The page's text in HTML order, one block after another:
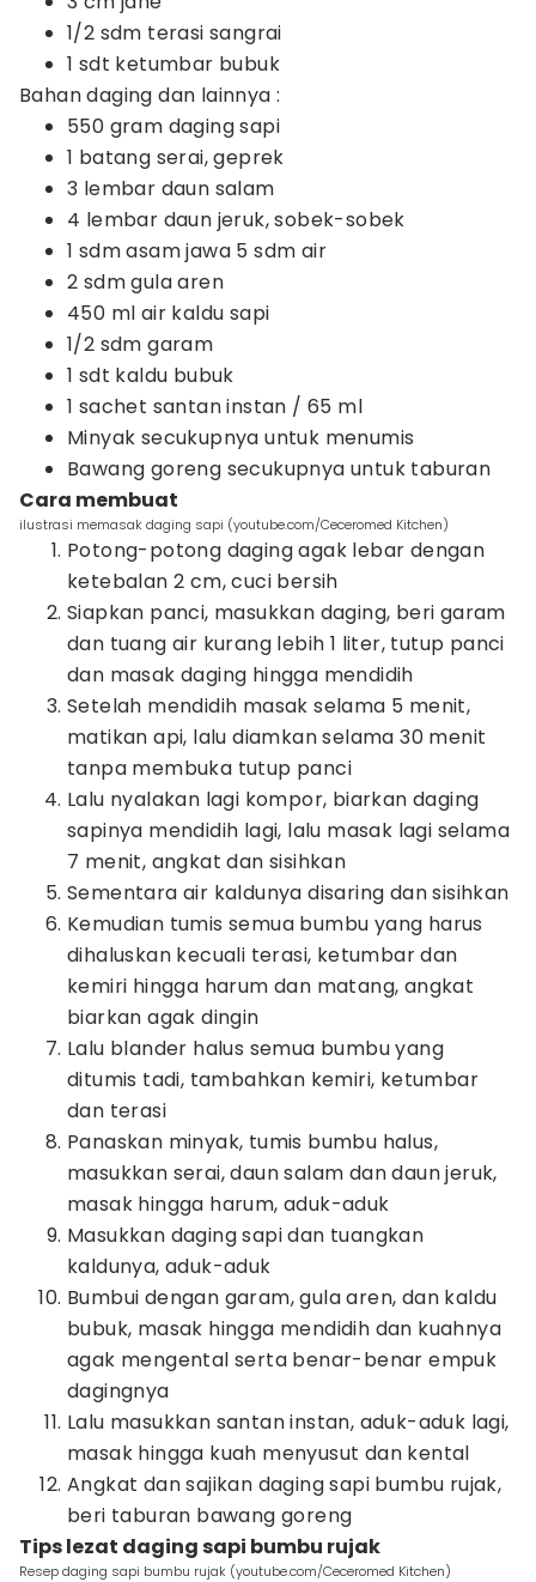
1/2 sdm terasi sangrai
1 sdt ketumbar bubuk
Bahan daging dan lainnya :
550 gram daging sapi
1 batang serai, geprek
3 lembar daun salam
4 lembar daun jeruk, sobek-sobek
1 sdm asam jawa 5 sdm air
2 sdm gula aren
450 ml air kaldu sapi
1/2 sdm garam
1 sdt kaldu bubuk
1 sachet santan instan / 65 ml
Minyak secukupnya untuk menumis
Bawang goreng secukupnya untuk taburan
Cara membuat
ilustrasi memasak daging sapi (youtube.com/Ceceromed Kitchen)
Potong-potong daging agak lebar dengan
ketebalan 2 cm, cuci bersih
Siapkan panci, masukkan daging, beri garam
dan tuang air kurang lebih 1 liter, tutup panci
dan masak daging hingga mendidih
Setelah mendidih masak selama 5 menit,
matikan api, lalu diamkan selama 30 menit
tanpa membuka tutup panci
Lalu nyalakan lagi kompor, biarkan daging
sapinya mendidih lagi, lalu masak lagi selama
7 menit, angkat dan sisihkan
Sementara air kaldunya disaring dan sisihkan
Kemudian tumis semua bumbu yang harus
dihaluskan kecuali terasi, ketumbar dan
kemiri hingga harum dan matang, angkat
biarkan agak dingin
Lalu blander halus semua bumbu yang
ditumis tadi, tambahkan kemiri, ketumbar
dan terasi
Panaskan minyak, tumis bumbu halus,
masukkan serai, daun salam dan daun jeruk,
masak hingga harum, aduk-aduk
Masukkan daging sapi dan tuangkan
kaldunya, aduk-aduk
Bumbui dengan garam, gula aren, dan kaldu
bubuk, masak hingga mendidih dan kuahnya
agak mengental serta benar-benar empuk
dagingnya
Lalu masukkan santan instan, aduk-aduk lagi,
masak hingga kuah menyusut dan kental
Angkat dan sajikan daging sapi bumbu rujak,
beri taburan bawang goreng
Tips lezat daging sapi bumbu rujak
Resep daging sapi bumbu rujak (youtube.com/Ceceromed Kitchen)